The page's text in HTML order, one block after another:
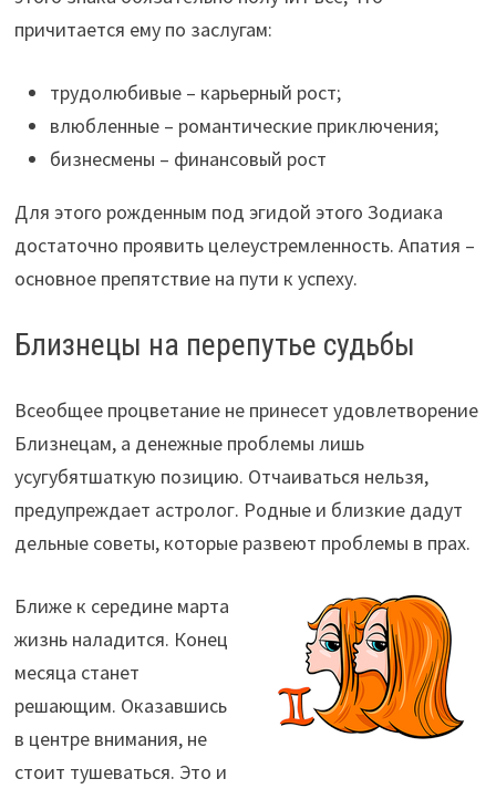
причитается ему по заслугам:
трудолюбивые – карьерный рост;
влюбленные – романтические приключения;
бизнесмены – финансовый рост
Для этого рожденным под эгидой этого Зодиака
достаточно проявить целеустремленность. Апатия –
основное препятствие на пути к успеху.
Близнецы на перепутье судьбы
Всеобщее процветание не принесет удовлетворение
Близнецам, а денежные проблемы лишь
усугубятшаткую позицию. Отчаиваться нельзя,
предупреждает астролог. Родные и близкие дадут
дельные советы, которые развеют проблемы в прах.
Ближе к середине марта
жизнь наладится. Конец
месяца станет
решающим. Оказавшись
в центре внимания, не
стоит тушеваться. Это и